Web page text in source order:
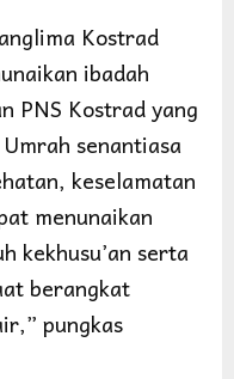
Kostrad
ibadah
PNS Kostrad yang
senantiasa
keselamatan
menunaikan
kekhusu’an serta
berangkat
pungkas